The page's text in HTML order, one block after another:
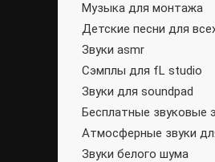
Музыка для монтажа
Детские песни для
Звуки asmr
Сэмплы для fL studio
Звуки для soundpad
Бесплатные звуковые
Атмосферные звуки
Звуки белого шума